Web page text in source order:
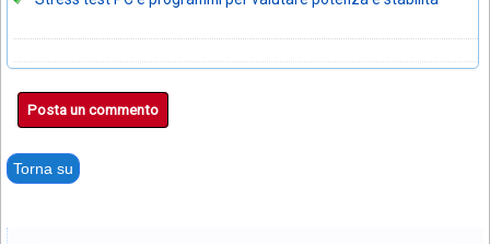
Posta un commento
Torna su